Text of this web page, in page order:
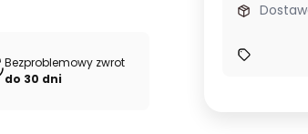
Bezproblemowy zwrot
do 30 dni